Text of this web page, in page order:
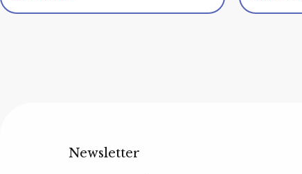
Newsletter